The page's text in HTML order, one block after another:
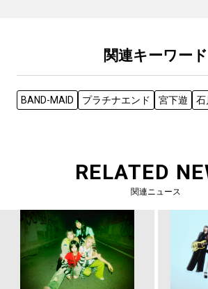
関連キーワード
BAND-MAID プラチナエンド 宮下遊 石
RELATED
関連ニュース